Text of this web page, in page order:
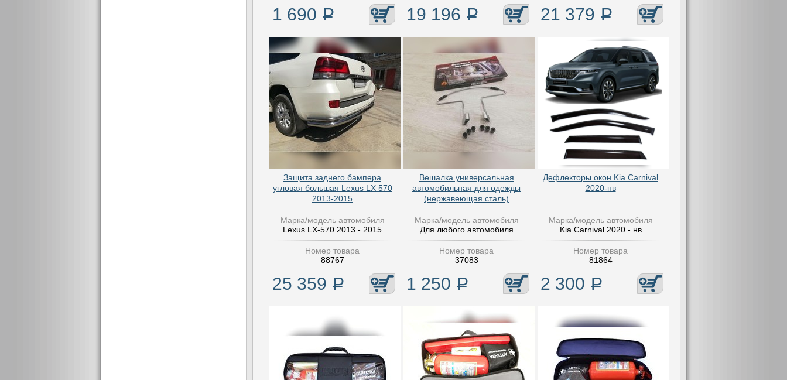
1 690 Р 19 196 Р 21 379 Р
Защита заднего бампера
угловая большая Lexus LX 570
2013-2015
Марка/модель автомобиля
Lexus LX-570 2013 - 2015
Номер товара
88767
25 359 Р
Вешалка универсальная
автомобильная для одежды
(нержавеющая сталь)
Марка/модель автомобиля
Для любого автомобиля
Номер товара
37083
1 250 Р
Дефлекторы окон Kia Carnival
2020-нв
Марка/модель автомобиля
Kia Carnival 2020 - нв
Номер товара
81864
2 300 Р